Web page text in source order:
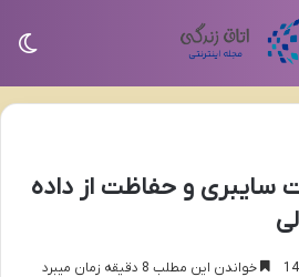
سایبری و حفاظت از داده
خواندن این مطلب 8 دقیقه زمان میبرد